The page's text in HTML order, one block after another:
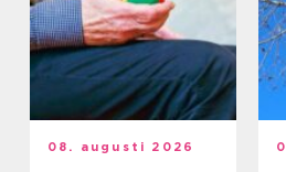
08. augusti 2026